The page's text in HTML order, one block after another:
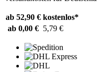
ab 52,90 € kostenlos*
ab 0,00 € 5,79 €